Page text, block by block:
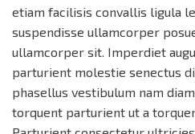
etiam facilisis convallis ligula
suspendisse ullamcorper
ullamcorper sit. Imperdiet
parturient molestie senectus
phasellus vestibulum nam
torquent parturient ut a